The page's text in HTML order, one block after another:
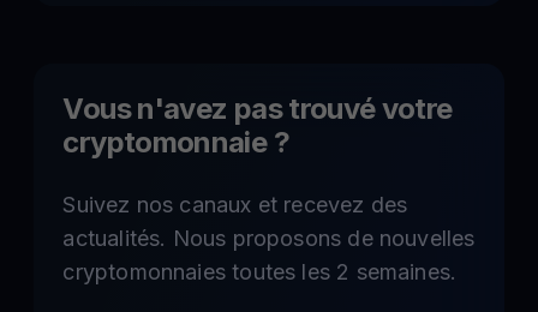
Vous n'avez pas trouvé votre
cryptomonnaie ?
Suivez nos canaux et recevez des
actualités. Nous proposons de nouvelles
cryptomonnaies toutes les 2 semaines.